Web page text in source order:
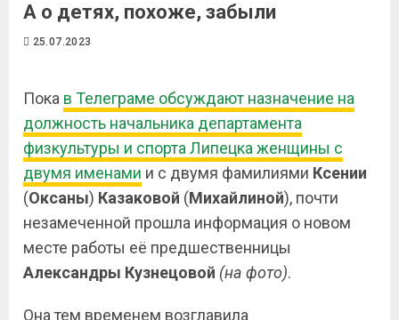
А о детях, похоже, забыли
25.07.2023
Пока в Телеграме обсуждают назначение на
должность начальника департамента
физкультуры и спорта Липецка женщины с
двумя именами и с двумя фамилиями Ксении
(Оксаны) Казаковой (Михайлиной), почти
незамеченной прошла информация о новом
месте работы её предшественницы
Александры Кузнецовой (на фото).
Она тем временем возглавила